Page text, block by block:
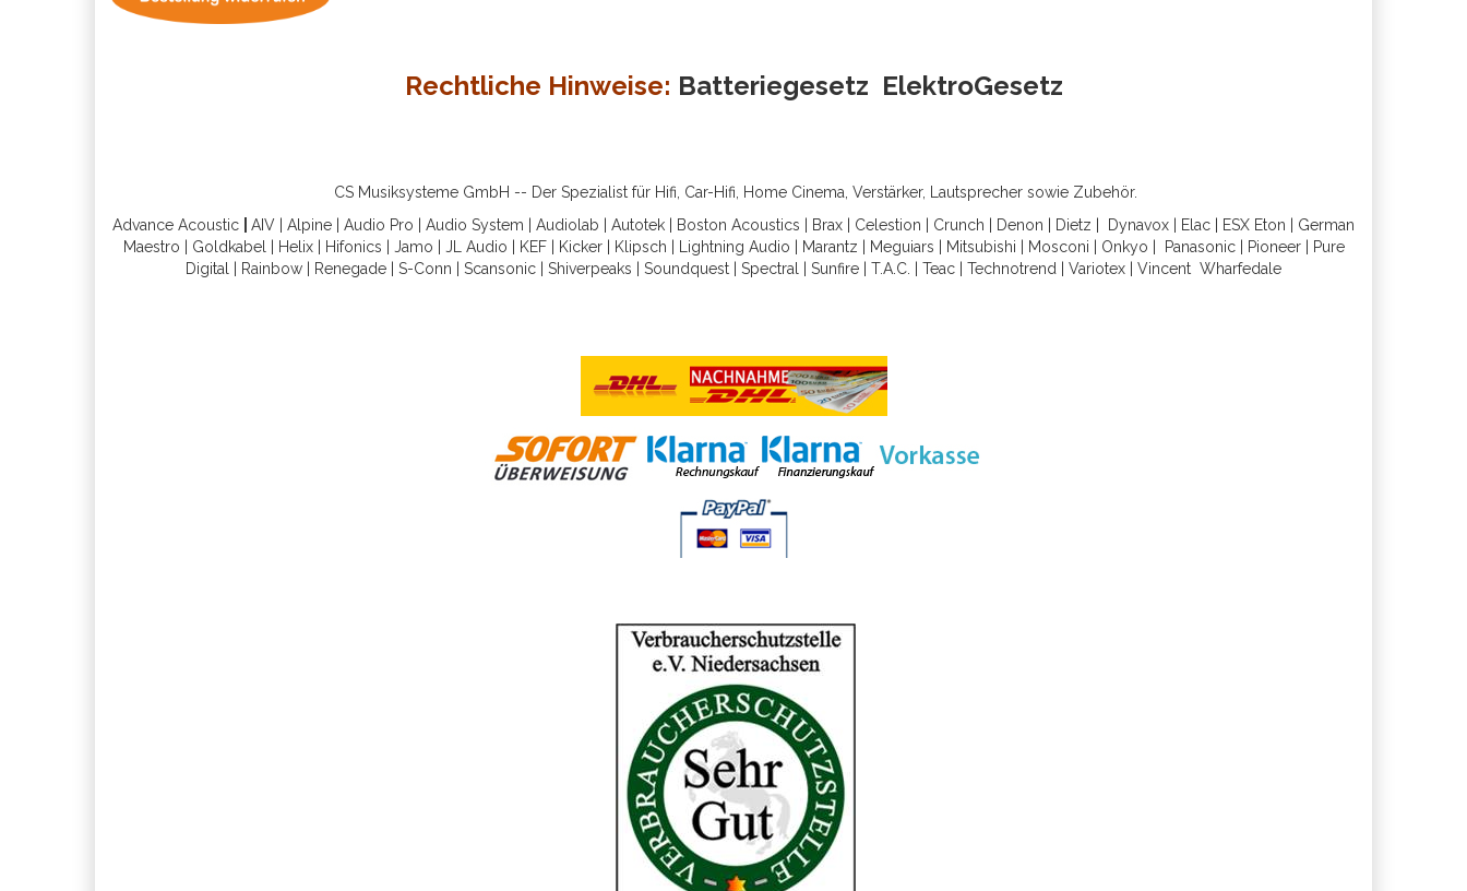
Rechtliche Hinweise: Batteriegesetz ElektroGesetz
CS Musiksysteme GmbH -- Der Spezialist für Hifi, Car-Hifi, Home Cinema, Verstärker, Lautsprecher sowie Zubehör.
Advance Acoustic
AIV Alpine Audio Pro Audio System Audiolab Autotek Boston Acoustics Brax Celestion Crunch Denon Dietz Dynavox Elac ESX Eton
German
Maestro
Goldkabel Helix| Hifonics Jamo JL Audio KEF| Kicker| Klipsch Lightning Audio Marantz Meguiars Mitsubishi Mosconi Onkyo Panasonic| Pioneer|
Pure
Digital
Rainbow Renegade S-Conn Scansonic Shiverpeaks Soundquest Spectral Sunfire T.A.C. Teac Technotrend Variotex Vincent Wharfedal e